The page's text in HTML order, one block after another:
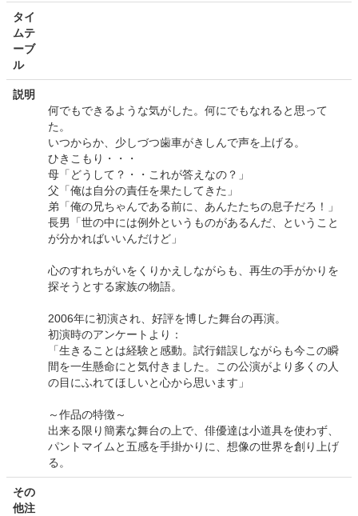
タイ
ムテ
ーブ
ル
説明
何でもできるような気がした。何にでもなれると思って
た。
いつからか、少しづつ歯車がきしんで声を上げる。
ひきこもり・・・
母「どうして？・・これが答えなの？」
父「俺は自分の責任を果たしてきた」
弟「俺の兄ちゃんである前に、あんたたちの息子だろ！」
長男「世の中には例外というものがあるんだ、ということ
が分かればいいんだけど」
心のすれちがいをくりかえしながらも、再生の手がかりを
探そうとする家族の物語。
2006年に初演され、好評を博した舞台の再演。
初演時のアンケートより：
「生きることは経験と感動。試行錯誤しながらも今この瞬
間を一生懸命にと気付きました。この公演がより多くの人
の目にふれてほしいと心から思います」
～作品の特徴～
出来る限り簡素な舞台の上で、俳優達は小道具を使わず、
パントマイムと五感を手掛かりに、想像の世界を創り上げ
る。
その
他注